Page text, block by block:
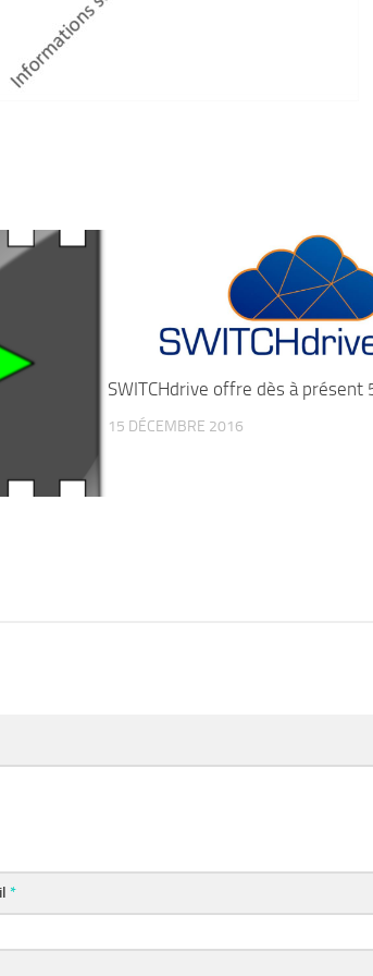
SWITCHdrive offre dès à présent
15 DÉCEMBRE 2016
*